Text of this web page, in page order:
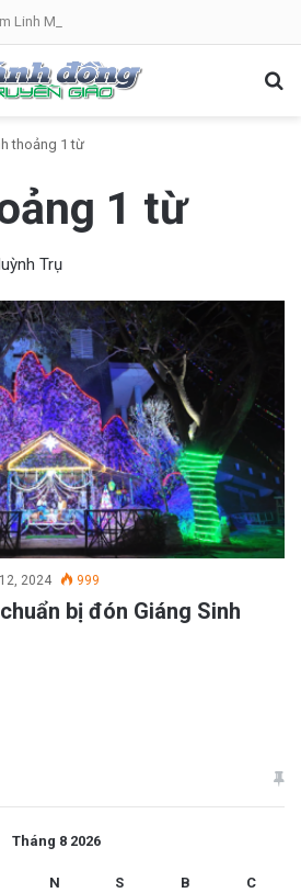
thoảng 1 từ
1 từ
Trụ
2024 999
bị đón Giáng Sinh
Tháng 8 2026
N S B C